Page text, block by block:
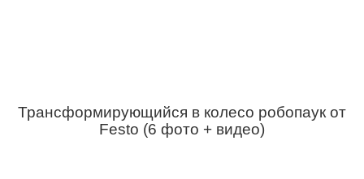
Трансформирующийся в колесо робопаук от
Festo (6 фото + видео)